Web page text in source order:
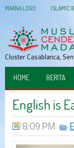
MAKNA LOGO ISLAMIC
Cluster Casablanca,
HOME BERITA
English is
8:09 PM